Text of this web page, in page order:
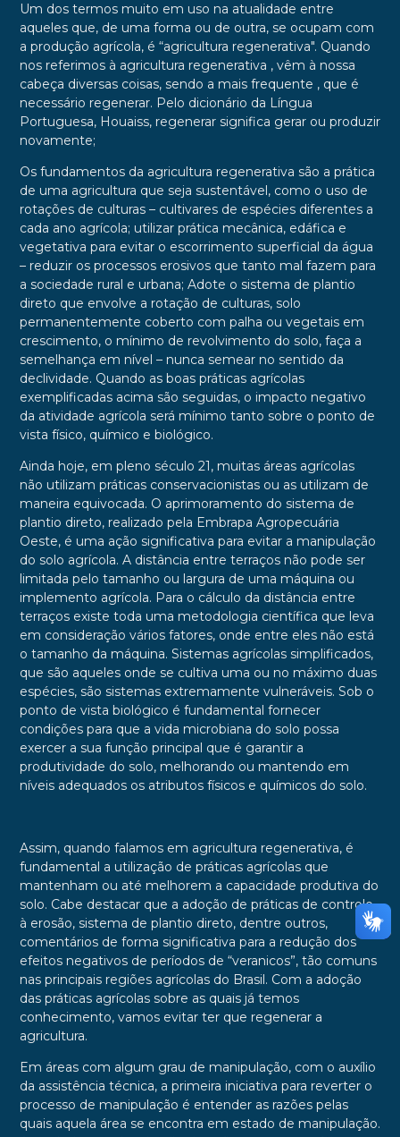
Um dos termos muito em uso na atualidade entre
aqueles que, de uma forma ou de outra, se ocupam com
a produção agrícola, é “agricultura regenerativa". Quando
nos referimos à agricultura regenerativa , vêm à nossa
cabeça diversas coisas, sendo a mais frequente , que é
necessário regenerar. Pelo dicionário da Língua
Portuguesa, Houaiss, regenerar significa gerar ou produzir
novamente;
Os fundamentos da agricultura regenerativa são a prática
de uma agricultura que seja sustentável, como o uso de
rotações de culturas – cultivares de espécies diferentes a
cada ano agrícola; utilizar prática mecânica, edáfica e
vegetativa para evitar o escorrimento superficial da água
– reduzir os processos erosivos que tanto mal fazem para
a sociedade rural e urbana; Adote o sistema de plantio
direto que envolve a rotação de culturas, solo
permanentemente coberto com palha ou vegetais em
crescimento, o mínimo de revolvimento do solo, faça a
semelhança em nível – nunca semear no sentido da
declividade. Quando as boas práticas agrícolas
exemplificadas acima são seguidas, o impacto negativo
da atividade agrícola será mínimo tanto sobre o ponto de
vista físico, químico e biológico.
Ainda hoje, em pleno século 21, muitas áreas agrícolas
não utilizam práticas conservacionistas ou as utilizam de
maneira equivocada. O aprimoramento do sistema de
plantio direto, realizado pela Embrapa Agropecuária
Oeste, é uma ação significativa para evitar a manipulação
do solo agrícola. A distância entre terraços não pode ser
limitada pelo tamanho ou largura de uma máquina ou
implemento agrícola. Para o cálculo da distância entre
terraços existe toda uma metodologia científica que leva
em consideração vários fatores, onde entre eles não está
o tamanho da máquina. Sistemas agrícolas simplificados,
que são aqueles onde se cultiva uma ou no máximo duas
espécies, são sistemas extremamente vulneráveis. Sob o
ponto de vista biológico é fundamental fornecer
condições para que a vida microbiana do solo possa
exercer a sua função principal que é garantir a
produtividade do solo, melhorando ou mantendo em
níveis adequados os atributos físicos e químicos do solo.
Assim, quando falamos em agricultura regenerativa, é
fundamental a utilização de práticas agrícolas que
mantenham ou até melhorem a capacidade produtiva do
solo. Cabe destacar que a adoção de práticas de controle
à erosão, sistema de plantio direto, dentre outros,
comentários de forma significativa para a redução dos
efeitos negativos de períodos de “veranicos”, tão comuns
nas principais regiões agrícolas do Brasil. Com a adoção
das práticas agrícolas sobre as quais já temos
conhecimento, vamos evitar ter que regenerar a
agricultura.
Em áreas com algum grau de manipulação, com o auxílio
da assistência técnica, a primeira iniciativa para reverter o
processo de manipulação é entender as razões pelas
quais aquela área se encontra em estado de manipulação.